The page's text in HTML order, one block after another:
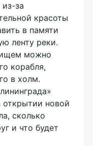
за
красоты
в памяти
ленту реки.
можно
корабля,
в холм.
открытии новой
сколько
и что будет